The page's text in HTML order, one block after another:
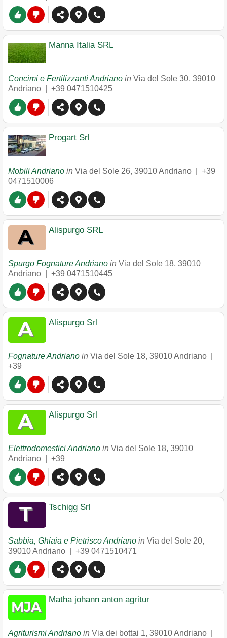
Manna Italia SRL
Concimi e Fertilizzanti Andriano in Via del Sole 30, 39010
Andriano
+39 0471510425
Progart Srl
Mobili Andriano in Via del Sole 26, 39010Andriano
+39
0471510006
Alispurgo SRL
Spurgo Fognature Andriano in Via del Sole 18, 39010
Andriano
+39 0471510445
Alispurgo Srl
Fognature Andriano in Via del Sole 18, 39010Andriano
+39
Alispurgo Srl
Elettrodomestici Andriano in Via del Sole 18, 39010
Andriano
+39
Tschigg Srl
Sabbia, Ghiaia e Pietrisco Andriano in Via del Sole 20,
39010Andriano +39 0471510471
Matha johann anton agritur
Agriturismi Andriano in Via dei bottai 1, 39010Andriano